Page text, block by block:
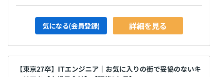
気になる(会員登録) 詳細を見る
【東京27卒】ITエンジニア｜お気に入りの街で妥協のないキ